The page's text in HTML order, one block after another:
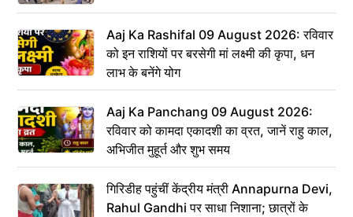
Aaj Ka Rashifal 09 August 2026: रविवार
को इन राशियों पर बरसेगी मां लक्ष्मी की कृपा, धन
लाभ के बनेंगे योग
Aaj Ka Panchang 09 August 2026:
रविवार को कामदा एकादशी का व्रत, जानें राहु काल,
अभिजीत मुहूर्त और शुभ समय
गिरिडीह पहुंचीं केंद्रीय मंत्री Annapurna Devi,
Rahul Gandhi पर साधा निशाना; छात्रों के